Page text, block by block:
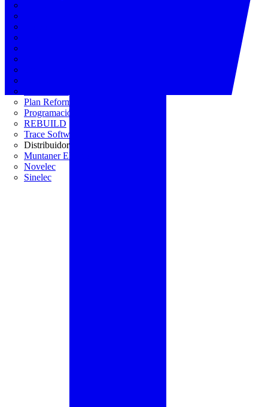
Plan Reforma
Programación Integral
REBUILD
Trace Software
Distribuidor
Muntaner Electro
Novelec
Sinelec